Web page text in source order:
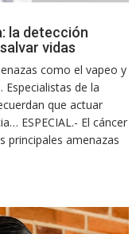
la detección
vidas
como el vapeo y
de la
que actuar
ESPECIAL.- El cáncer
principales amenazas